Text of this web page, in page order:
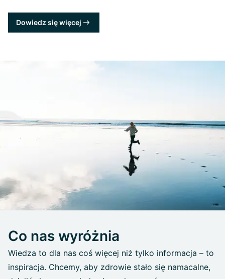
Dowiedz się więcej
Co nas wyróżnia
Wiedza to dla nas coś więcej niż tylko informacja – to
inspiracja. Chcemy, aby zdrowie stało się namacalne,